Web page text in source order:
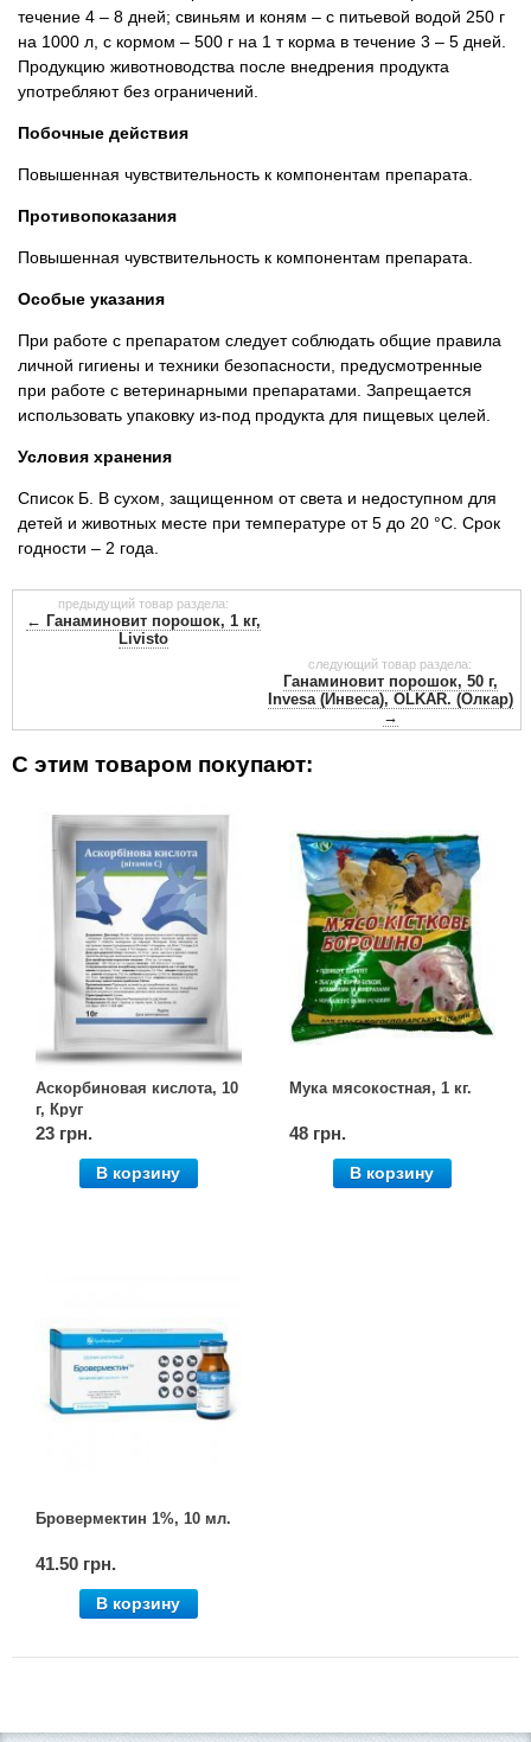
течение 4 – 8 дней; свиньям и коням – с питьевой водой 250 г
на 1000 л, с кормом – 500 г на 1 т корма в течение 3 – 5 дней.
Продукцию животноводства после внедрения продукта
употребляют без ограничений.
Побочные действия
Повышенная чувствительность к компонентам препарата.
Противопоказания
Повышенная чувствительность к компонентам препарата.
Особые указания
При работе с препаратом следует соблюдать общие правила
личной гигиены и техники безопасности, предусмотренные
при работе с ветеринарными препаратами. Запрещается
использовать упаковку из-под продукта для пищевых целей.
Условия хранения
Список Б. В сухом, защищенном от света и недоступном для
детей и животных месте при температуре от 5 до 20 °С. Срок
годности – 2 года.
предыдущий товар раздела:
← Ганаминовит порошок, 1 кг,
Livisto
следующий товар раздела:
Ганаминовит порошок, 50 г,
Invesa (Инвеса), OLKAR. (Олкар)
→
С этим товаром покупают:
Аскорбиновая кислота, 10
г, Круг
23 грн.
В корзину
Мука мясокостная, 1 кг.
48 грн.
В корзину
Бровермектин 1%, 10 мл.
41.50 грн.
В корзину